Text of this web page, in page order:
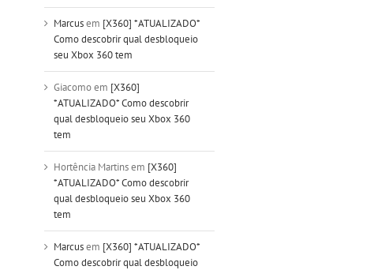
Marcusem [X360] *ATUALIZADO*
Como descobrir qual desbloqueio
seu Xbox 360 tem
Giacomoem [X360]
*ATUALIZADO* Como descobrir
qual desbloqueio seu Xbox 360
tem
Hortência Martinsem [X360]
*ATUALIZADO* Como descobrir
qual desbloqueio seu Xbox 360
tem
Marcusem [X360] *ATUALIZADO*
Como descobrir qual desbloqueio